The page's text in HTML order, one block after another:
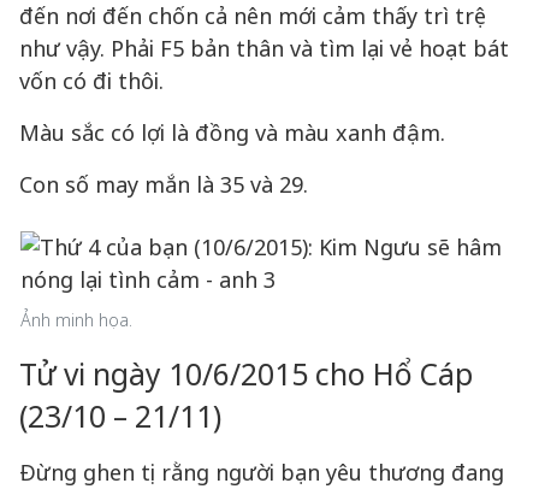
đến nơi đến chốn cả nên mới cảm thấy trì trệ
như vậy. Phải F5 bản thân và tìm lại vẻ hoạt bát
vốn có đi thôi.
Màu sắc có lợi là đồng và màu xanh đậm.
Con số may mắn là 35 và 29.
Ảnh minh họa.
Tử vi ngày 10/6/2015 cho Hổ Cáp
(23/10 – 21/11)
Đừng ghen tị rằng người bạn yêu thương đang